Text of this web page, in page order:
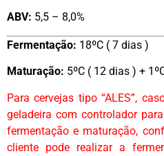
ABV: 5,5 – 8,0%
Fermentação: 18ºC ( 7 dias )
Maturação: 5ºC ( 12 dias ) +
Para cervejas tipo “ALES”,
geladeira com controlador
fermentação e maturação,
cliente pode realizar a